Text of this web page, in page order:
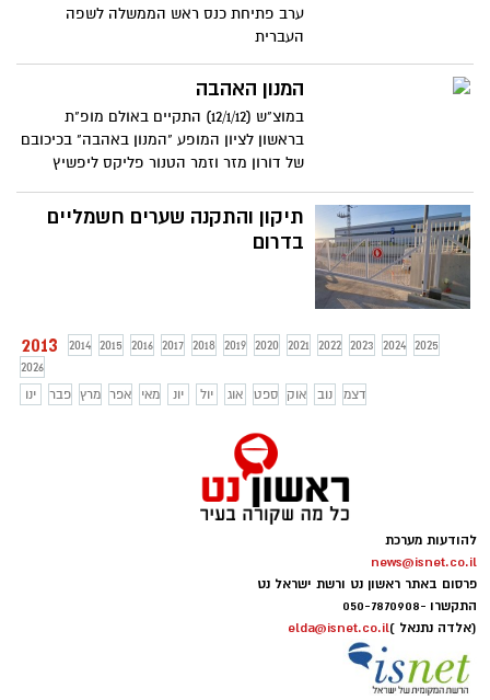
ערב פתיחת כנס ראש הממשלה לשפה
העברית
המנון האהבה
במוצ"ש (12/1/12) התקיים באולם מופ"ת
בראשון לציון המופע "המנון באהבה" בכיכובם
של דורון מזר וזמר הטנור פליקס ליפשיץ
תיקון והתקנה שערים חשמליים
בדרום
2013 2014 2015 2016 2017 2018 2019 2020 2021 2022 2023 2024 2025
2026
ינו
פבר מרץ אפר מאי יונ יול אוג ספט אוק נוב דצמ
להודעות מערכת
news@isnet.co.il
פרסום באתר ראשון נט ורשת ישראל נט
התקשרו -050-7870908
(אלדה נתנאל )elda@isnet.co.il